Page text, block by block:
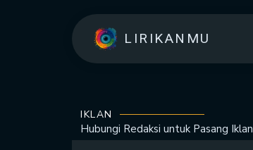
LIRIKANMU
IKLAN
Hubungi Redaksi untuk Pasang Iklan